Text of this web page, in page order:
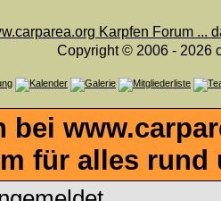
Copyright © 2006 - 2026
bei
für alles rund